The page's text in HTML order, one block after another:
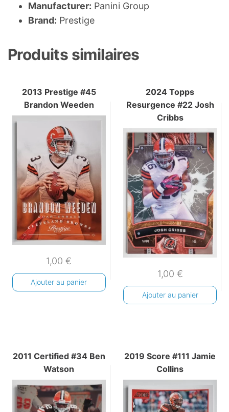
Manufacturer: Panini Group
Brand: Prestige
Produits similaires
2013 Prestige #45
Brandon Weeden
1,00€
Ajouter au panier
2024 Topps
Resurgence #22 Josh
Cribbs
1,00 €
Ajouter au panier
2011 Certified #34 Ben
Watson
2019 Score #111 Jamie
Collins